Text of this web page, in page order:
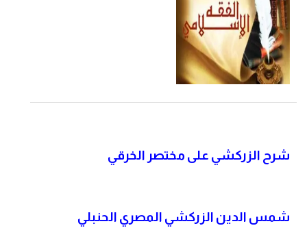
شرح الزركشي على مختصر الخرقي
شمس الدين الزركشي المصري الحنبلي